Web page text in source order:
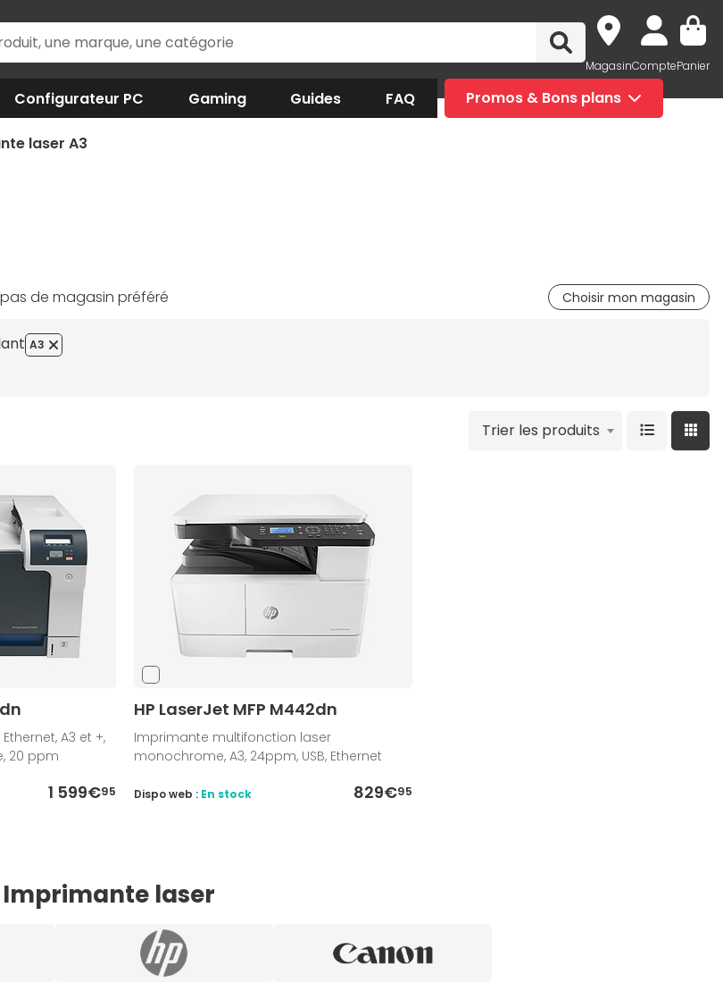
MagasinComptePanier
Configurateur PC Gaming Guides FAQ Promos & Bons plans
laser A3
de magasin préféré Choisir mon magasin
A3
Trier les produits
A3 et +,
20 ppm
1 599€95
HP LaserJet MFP M442dn
Imprimante multifonction laser
monochrome, A3, 24ppm, USB, Ethernet
829€95
Dispo web : En stock
laser